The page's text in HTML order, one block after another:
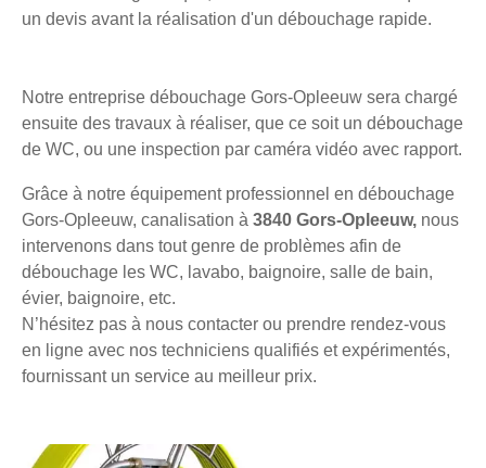
un devis avant la réalisation d'un débouchage rapide.
Notre entreprise débouchage Gors-Opleeuw sera chargé
ensuite des travaux à réaliser, que ce soit un débouchage
de WC, ou une inspection par caméra vidéo avec rapport.
Grâce à notre équipement professionnel en débouchage
Gors-Opleeuw, canalisation à 3840 Gors-Opleeuw, nous
intervenons dans tout genre de problèmes afin de
débouchage les WC, lavabo, baignoire, salle de bain,
évier, baignoire, etc.
N’hésitez pas à nous contacter ou prendre rendez-vous
en ligne avec nos techniciens qualifiés et expérimentés,
fournissant un service au meilleur prix.